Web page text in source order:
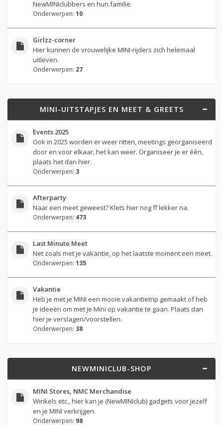
NewMINIclubbers en hun familie.
Onderwerpen: 10
Girlzz-corner
Hier kunnen de vrouwelijke MINI-rijders zich helemaal
uitleven.
Onderwerpen: 27
MINI-UITSTAPJES EN MEET & GREETS
Events 2025
Ook in 2025 worden er weer ritten, meetings georganiseerd
door en voor elkaar, het kan weer. Organiseer je er één,
plaats het dan hier.
Onderwerpen: 3
Afterparty
Naar een meet geweest? Klets hier nog ff lekker na.
Onderwerpen: 473
Last Minute Meet
Net zoals met je vakantie, op het laatste moment een meet.
Onderwerpen: 135
Vakantie
Heb je met je MINI een mooie vakantietrip gemaakt of heb
je ideeën om met je Mini op vakantie te gaan. Plaats dan
hier je verslagen/voorstellen.
Onderwerpen: 38
NEWMINICLUB-SHOP
MINI Stores, NMC Merchandise
Winkels etc., hier kan je (NewMINIclub) gadgets voor jezelf
en je MINI verkrijgen.
Onderwerpen: 98